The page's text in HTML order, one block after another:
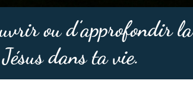
ou d’approfondir la
dans ta vie.